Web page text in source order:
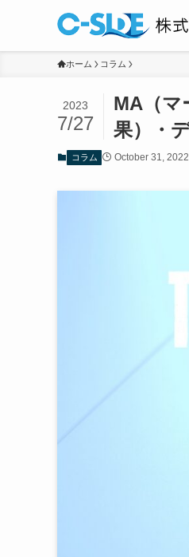
ホーム コラム
MA（マ
果）・
2023
7/27
コラム October 31, 2022